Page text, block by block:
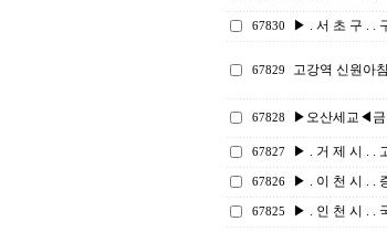
67830 ▶ . 서 초 구 . .
67829 고강역 신원아
67828 ▶오산세교◀금
67827 ▶ . 거 제 시 . .
67826 ▶ . 이 천 시 . .
67825 ▶ . 인 천 시 . .